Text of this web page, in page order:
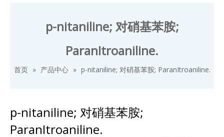
p-nitaniline; 对硝基苯胺;
ParanItroaniline.
首页 » 产品中心 » p-nitaniline; 对硝基苯胺; ParanItroaniline.
p-nitaniline; 对硝基苯胺;
ParanItroaniline.